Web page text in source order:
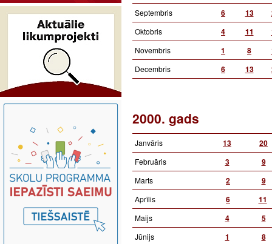
Septembris 6 13
Oktobris 4 11
Novembris 1 8
Decembris 6 13
2000. gads
Janvāris 13 20
Februāris 3 9
Marts 2 9
Aprīlis 6 11
Maijs 4 5
Jūnijs 1 8